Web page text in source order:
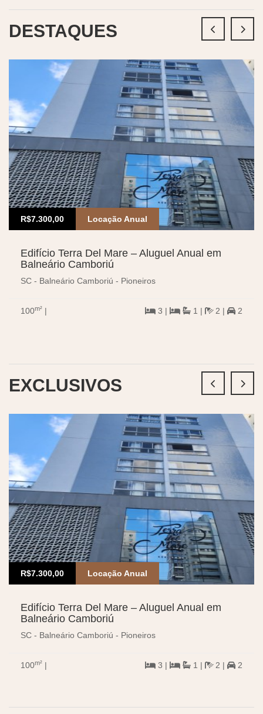
DESTAQUES
R$7.300,00 Locação Anual
Edifício Terra Del Mare – Aluguel Anual em
Balneário Camboriú
SC - Balneário Camboriú - Pioneiros
100m² | 3 | 1 | 2 | 2
EXCLUSIVOS
R$7.300,00 Locação Anual
Edifício Terra Del Mare – Aluguel Anual em
Balneário Camboriú
SC - Balneário Camboriú - Pioneiros
100m² | 3 | 1 | 2 | 2